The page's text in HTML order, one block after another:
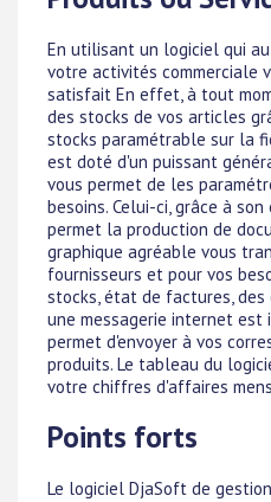
En utilisant un logiciel qui
votre activités commerciale
satisfait En effet, à tout
des stocks de vos articles
stocks paramétrable sur la
est doté d'un puissant
vous permet de les
besoins. Celui-ci, grâce à
permet la production de
graphique agréable vous
fournisseurs et pour vos
stocks, état de factures, des
une messagerie internet est
permet d'envoyer à vos
produits. Le tableau du
votre chiffres d'affaires
Points forts
Le logiciel DjaSoft de